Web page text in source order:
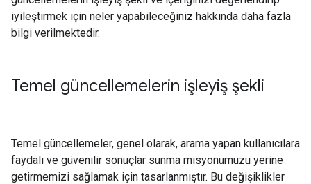
iyileştirmek için neler yapabileceğiniz hakkında daha fazla
bilgi verilmektedir.
Temel güncellemelerin işleyiş şekli
Temel güncellemeler, genel olarak, arama yapan kullanıcılara
faydalı ve güvenilir sonuçlar sunma misyonumuzu yerine
getirmemizi sağlamak için tasarlanmıştır. Bu değişiklikler